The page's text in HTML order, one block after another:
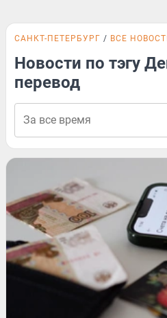
САНКТ-ПЕТЕРБУРГ ВСЕ
Новости по тэгу
перевод